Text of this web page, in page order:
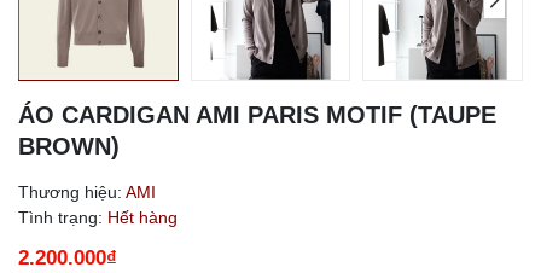
ÁO CARDIGAN AMI PARIS MOTIF (TAUPE
BROWN)
Thương hiệu: AMI
Tình trạng: Hết hàng
2.200.000₫